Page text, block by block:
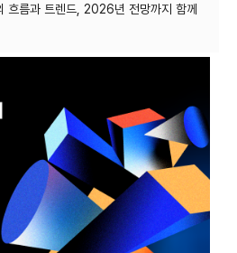
흐름과 트렌드, 2026년 전망까지 함께